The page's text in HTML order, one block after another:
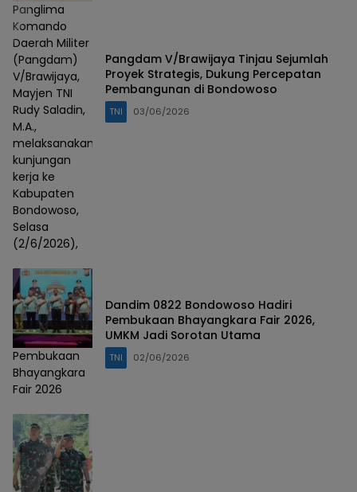
Panglima
Komando
Daerah Militer
(Pangdam)
V/Brawijaya,
Mayjen TNI
Rudy Saladin,
M.A.,
melaksanakan
kunjungan
kerja ke
Kabupaten
Bondowoso,
Selasa
(2/6/2026),
Pangdam V/Brawijaya Tinjau Sejumlah
Proyek Strategis, Dukung Percepatan
Pembangunan di Bondowoso
TNI 03/06/2026
Pembukaan
Bhayangkara
Fair 2026
Dandim 0822 Bondowoso Hadiri
Pembukaan Bhayangkara Fair 2026,
UMKM Jadi Sorotan Utama
TNI 02/06/2026